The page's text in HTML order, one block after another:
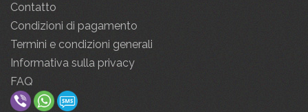
Contatto
Condizioni di pagamento
Termini e condizioni generali
Informativa sulla privacy
FAQ